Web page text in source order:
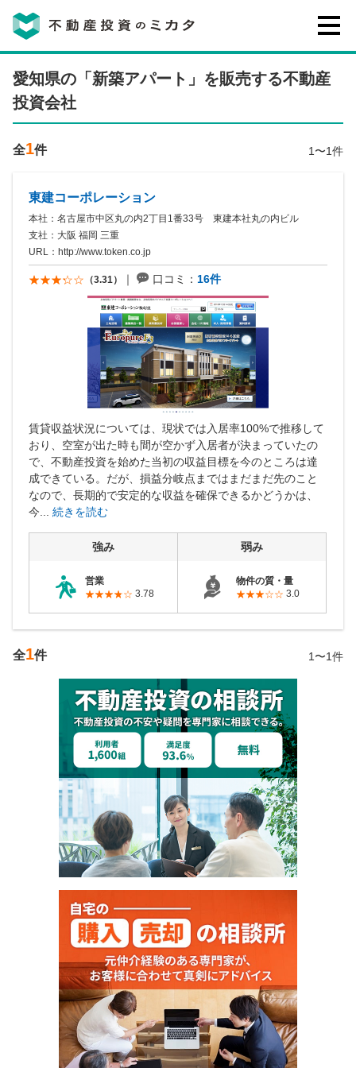
不動産投資のミカタとは
講座・セミナー
お客様の声
ご質問・ご予約 0120-146-460
営業時間：10:00〜19:00(土日祝も営業中) 定休日：水
愛知県の「新築アパート」を販売する不動産
投資会社
全1件 1〜1件
東建コーポレーション
本社：名古屋市中区丸の内2丁目1番33号 東建本社丸の内ビル
支社：大阪 福岡 三重
URL： http://www.token.co.jp
（3.31） 口コミ： 16件
賃貸収益状況については、現状では入居率100%で推移して
おり、空室が出た時も間が空かず入居者が決まっていたの
で、不動産投資を始めた当初の収益目標を今のところは達
成できている。だが、損益分岐点まではまだまだ先のこと
なので、長期的で安定的な収益を確保できるかどうかは、
今... 続きを読む
強み
営業
3.78
弱み
物件の質・量
3.0
全1件 1〜1件